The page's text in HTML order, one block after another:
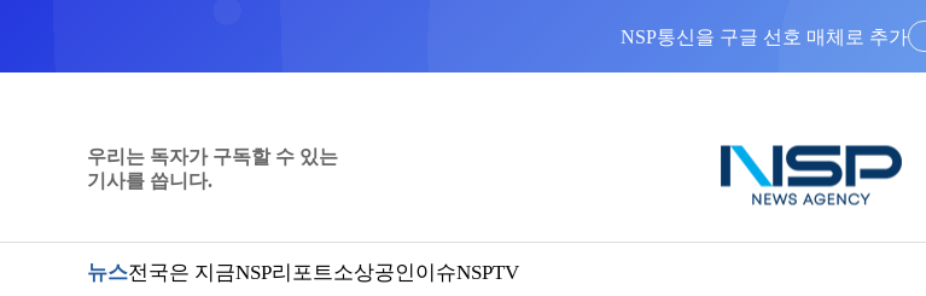
NSP통신을 구글 선호 매체로 추가
우리는 독자가 구독할 수 있는
기사를 씁니다.
뉴스전국은 지금NSP리포트소상공인이슈NSPTV